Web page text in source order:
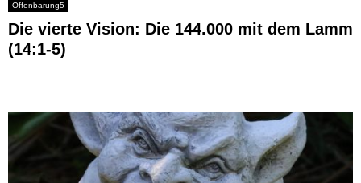
Offenbarung5
Die vierte Vision: Die 144.000 mit dem Lamm
(14:1-5)
...